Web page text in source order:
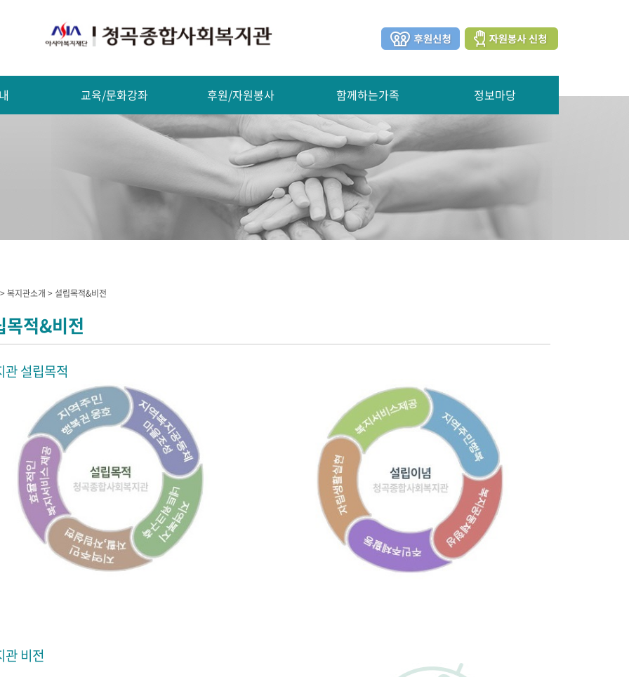
교육/문화강좌 후원/자원봉사 함께하는가족 정보마당
복지관소개 > 설립목적&비전
목적&비전
관 설립목적
관 비전